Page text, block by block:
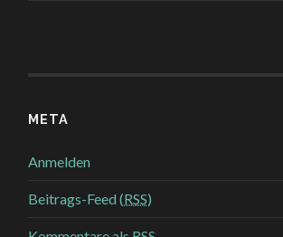
META
Anmelden
Beitrags-Feed (RSS)